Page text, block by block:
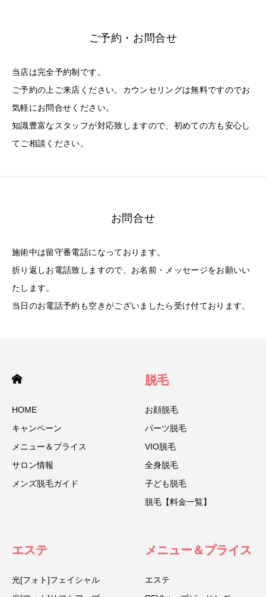
ご予約・お問合せ
当店は完全予約制です。
ご予約の上ご来店ください。カウンセリングは無料ですのでお
気軽にお問合せください。
知識豊富なスタッフが対応致しますので、初めての方も安心し
てご相談ください。
お問合せ
施術中は留守番電話になっております。
折り返しお電話致しますので、お名前・メッセージをお願いい
たします。
当日のお電話予約も空きがございましたら受け付ております。
HOME
キャンペーン
メニュー＆プライス
サロン情報
メンズ脱毛ガイド
脱毛
お顔脱毛
パーツ脱毛
VIO脱毛
全身脱毛
子ども脱毛
脱毛【料金一覧】
エステ
光[フォト]フェイシャル
メニュー＆プライス
エステ